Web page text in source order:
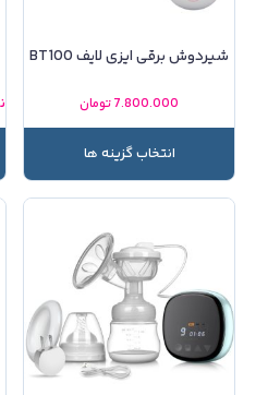
شیردوش برقی ایزی لایف BT100
7.800.000تومان
انتخاب گزینه ها